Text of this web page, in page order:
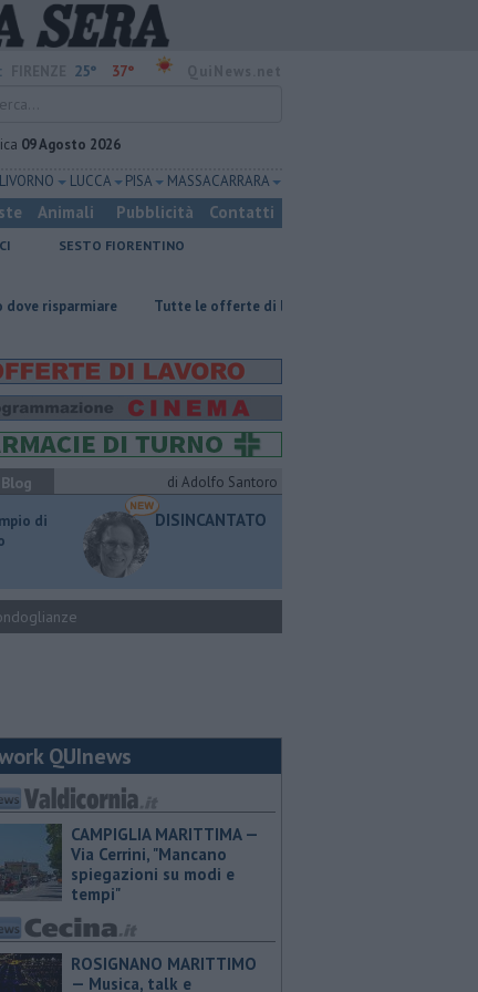
25° 37°
09 Agosto 2026
LIVORNO LUCCA PISA MASSA CARRARA
Animali Pubblicità Contatti
SESTO FIORENTINO
​Tutte le offerte di lavoro in provincia di Firenze
di Adolfo Santoro
di
DISINCANTATO
QUInews
CAMPIGLIA MARITTIMA —
Via Cerrini, "Mancano
spiegazioni su modi e
tempi"
ROSIGNANO MARITTIMO
— Musica, talk e